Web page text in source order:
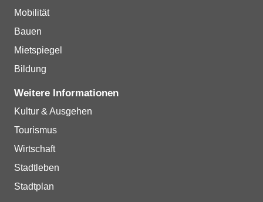
Mobilität
Bauen
Mietspiegel
Bildung
Weitere Informationen
Kultur & Ausgehen
Tourismus
Wirtschaft
Stadtleben
Stadtplan